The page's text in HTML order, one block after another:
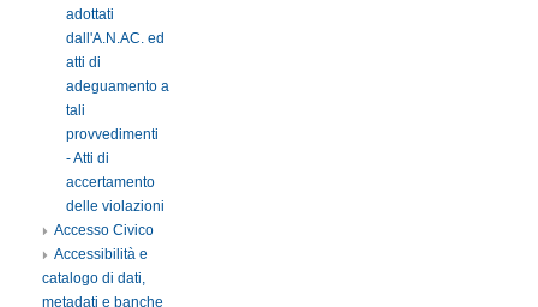
adottati
dall'A.N.AC. ed
atti di
adeguamento a
tali
provvedimenti
- Atti di
accertamento
delle violazioni
Accesso Civico
Accessibilità e
catalogo di dati,
metadati e banche